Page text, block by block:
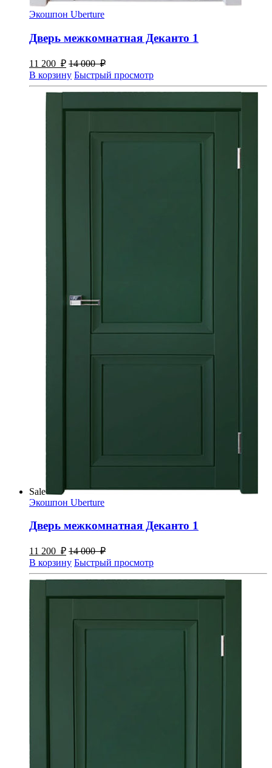
Экошпон Uberture
Дверь межкомнатная Деканто 1
11 200 ₽ 14 000 ₽
В корзину Быстрый просмотр
Sale
Экошпон Uberture
Дверь межкомнатная Деканто 1
11 200 ₽ 14 000 ₽
В корзину Быстрый просмотр